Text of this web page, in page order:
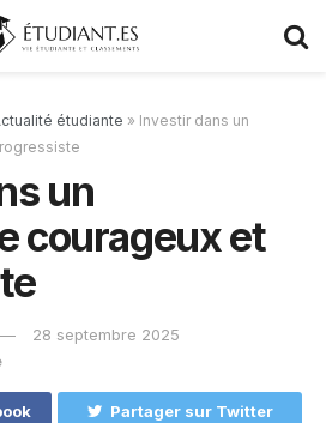
étudiante » Investir dans un
un
courageux et
28 septembre 2025
Partager sur Twitter